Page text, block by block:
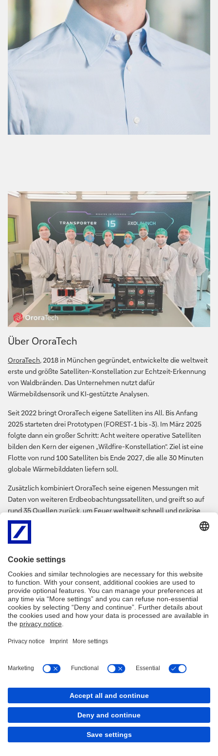
Über OroraTech
OroraTech, 2018 in München gegründet, entwickelte die weltweit
erste und größte Satelliten-Konstellation zur Echtzeit-Erkennung
von Waldbränden. Das Unternehmen nutzt dafür
Wärmebildsensorik und KI‑gestützte Analysen.
Seit 2022 bringt OroraTech eigene Satelliten ins All. Bis Anfang
2025 starteten drei Prototypen (FOREST‑1 bis ‑3). Im März 2025
folgte dann ein großer Schritt: Acht weitere operative Satelliten
bilden den Kern der eigenen „Wildfire-Konstellation“. Ziel ist eine
Flotte von rund 100 Satelliten bis Ende 2027, die alle 30 Minuten
globale Wärmebilddaten liefern soll.
Zusätzlich kombiniert OroraTech seine eigenen Messungen mit
Daten von weiteren Erdbeobachtungssatelliten, und greift so auf
rund 35 Quellen zurück, um Feuer weltweit schnell und präzise
erkennen und überwachen zu können.
OroraTech ist seit der Unternehmensgründung im Jahr 2018
Diese Seite wurde im Februar 2026 veröffentlicht.